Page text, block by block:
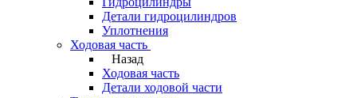
Детали гидроцилиндров
Уплотнения
Ходовая часть
Назад
Ходовая часть
Детали ходовой части